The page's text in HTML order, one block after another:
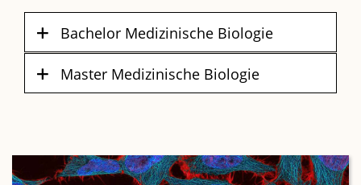
Bachelor Medizinische Biologie
Master Medizinische Biologie